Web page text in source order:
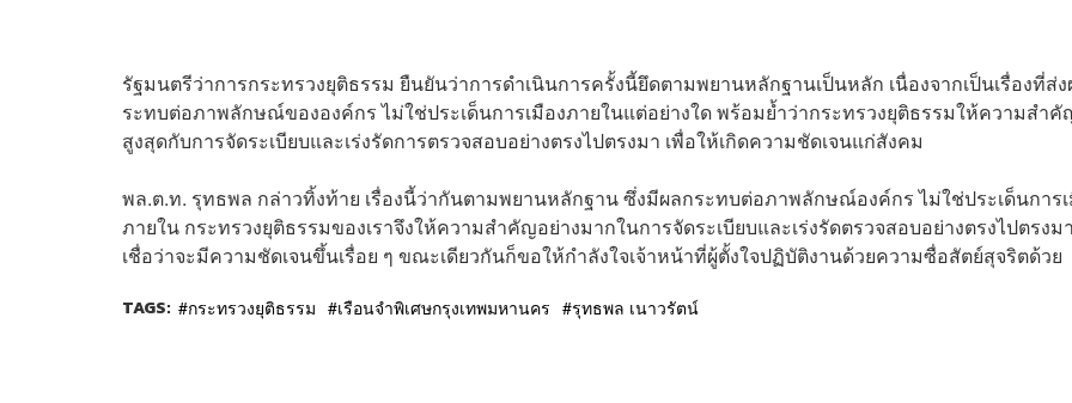
รัฐมนตรีว่าการกระทรวงยุติธรรม ยืนยันว่าการดำเนินการครั้งนี้ยึดตามพยานหลักฐานเป็นหลัก เนื่องจากเป็นเรื่องที่ส่
ระทบต่อภาพลักษณ์ขององค์กร ไม่ใช่ประเด็นการเมืองภายในแต่อย่างใด พร้อมย้ำว่ากระทรวงยุติธรรมให้ความสำ
สูงสุดกับการจัดระเบียบและเร่งรัดการตรวจสอบอย่างตรงไปตรงมา เพื่อให้เกิดความชัดเจนแก่สังคม
พล.ต.ท. รุทธพล กล่าวทิ้งท้าย เรื่องนี้ว่ากันตามพยานหลักฐาน ซึ่งมีผลกระทบต่อภาพลักษณ์องค์กร ไม่ใช่ประเด็นการ
ภายใน กระทรวงยุติธรรมของเราจึงให้ความสำคัญอย่างมากในการจัดระเบียบและเร่งรัดตรวจสอบอย่างตรงไปตรงม
เชื่อว่าจะมีความชัดเจนขึ้นเรื่อย ๆ ขณะเดียวกันก็ขอให้กำลังใจเจ้าหน้าที่ผู้ตั้งใจปฏิบัติงานด้วยความซื่อสัตย์สุจริตด้วย
TAGS: กระทรวงยุติธรรม เรือนจำพิเศษกรุงเทพมหานคร รุทธพล เนาวรัตน์